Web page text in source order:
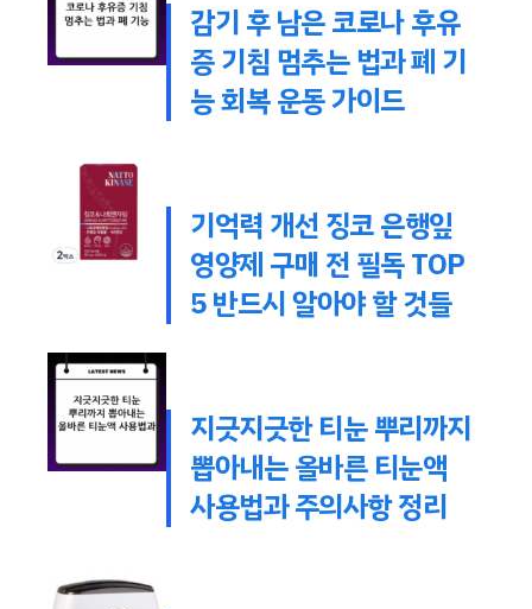
감기 후 남은 코로나 후유
증 기침 멈추는 법과 폐 기
능 회복 운동 가이드
기억력 개선 징코 은행잎
영양제 구매 전 필독 TOP
5 반드시 알아야 할 것들
지긋지긋한 티눈 뿌리까지
뽑아내는 올바른 티눈액
사용법과 주의사항 정리